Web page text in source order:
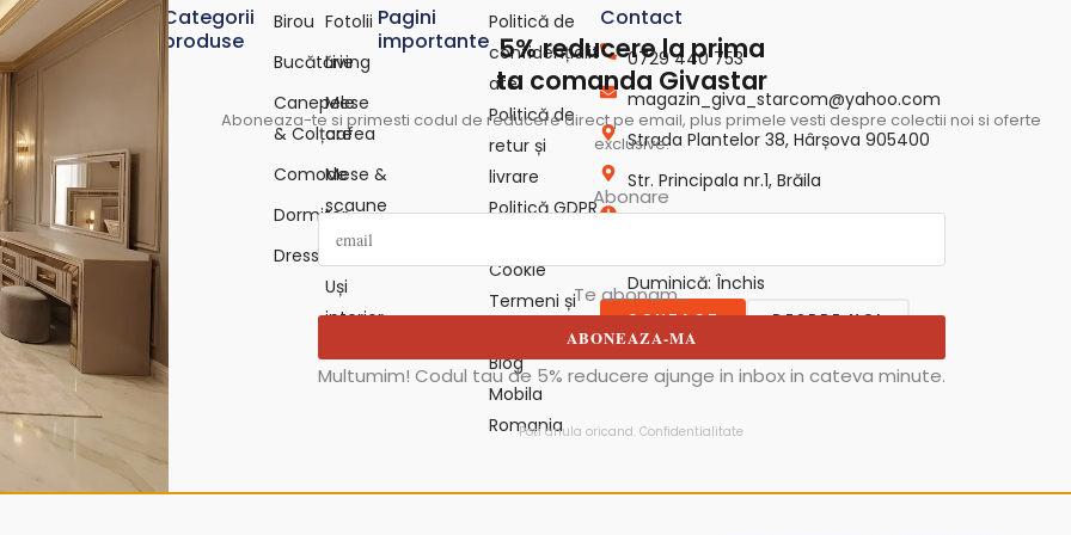
și
Categorii
produse
Birou
Bucătărie
Canepele
& Colțare
Comode
Dormitor
Dressing
Fotolii
Living
Mese
cafea
Mese &
scaune
Paturi
Uși
interior
Pagini
importante
Politică de
confidențialit
ate
Politică de
retur și
livrare
Politică GDPR
Cookie
Termeni și
Blog
Mobila
Romania
Contact
0729 440 753
magazin_giva_starcom@yahoo.com
Strada Plantelor 38, Hârșova 905400
Str. Principala nr.1, Brăila
Luni - Vineri: 09:00 - 18:00
Duminică: Închis
CONTACT DESPRE NOI
5% reducere la prima
ta comanda Givastar
Aboneaza-te si primesti codul de reducere direct pe email, plus primele vesti despre colectii noi si oferte
exclusive.
Abonare
Te abonam...
ABONEAZA-MA
Multumim! Codul tau de 5% reducere ajunge in inbox in cateva minute.
Poti anula oricand.Confidentialitate